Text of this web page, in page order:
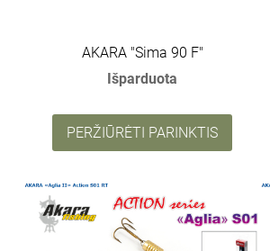
AKARA "Sima 90 F"
Išparduota
PERŽIŪRĖTI PARINKTIS